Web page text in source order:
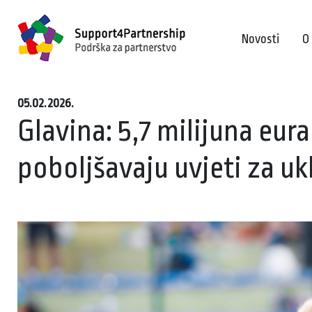
Novosti
05.02.2026.
Glavina: 5,7 milijuna
poboljšavaju uvjeti za